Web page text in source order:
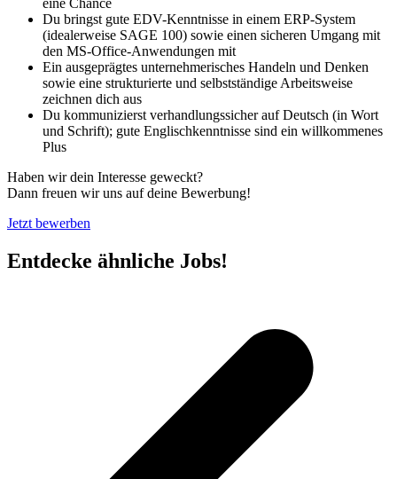
Du bringst gute EDV-Kenntnisse in einem ERP-System
(idealerweise SAGE 100) sowie einen sicheren Umgang mit
den MS-Office-Anwendungen mit
Ein ausgeprägtes unternehmerisches Handeln und Denken
sowie eine strukturierte und selbstständige Arbeitsweise
zeichnen dich aus
Du kommunizierst verhandlungssicher auf Deutsch (in Wort
und Schrift); gute Englischkenntnisse sind ein willkommenes
Plus
Haben wir dein Interesse geweckt?
Dann freuen wir uns auf deine Bewerbung!
Jetzt bewerben
Entdecke ähnliche Jobs!